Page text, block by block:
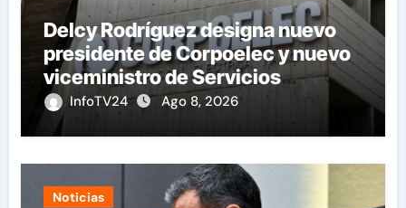
Delcy Rodríguez designa nuevo
presidente de Corpoelec y nuevo
viceministro de Servicios
Eléctricos
InfoTV24 Ago 8, 2026
Noticias